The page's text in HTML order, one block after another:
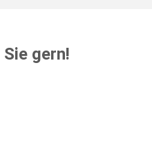
gern!